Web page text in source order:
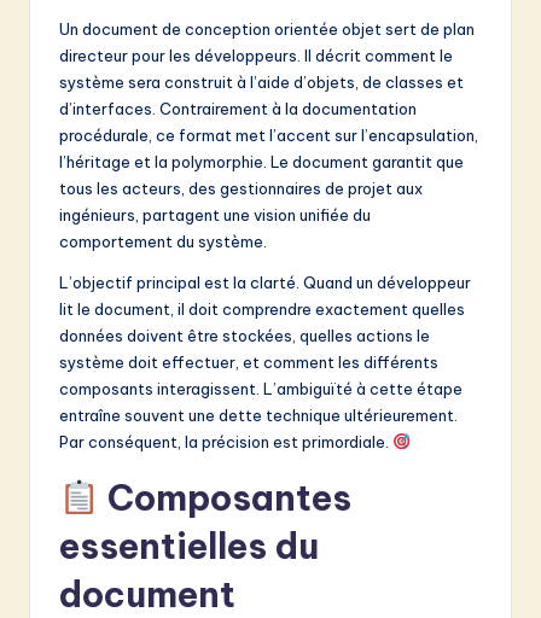
o
ti
o
Un document de conception orientée objet sert de plan
directeur pour les développeurs. Il décrit comment le
système sera construit à l’aide d’objets, de classes et
d’interfaces. Contrairement à la documentation
procédurale, ce format met l’accent sur l’encapsulation,
l’héritage et la polymorphie. Le document garantit que
tous les acteurs, des gestionnaires de projet aux
ingénieurs, partagent une vision unifiée du
comportement du système.
L’objectif principal est la clarté. Quand un développeur
lit le document, il doit comprendre exactement quelles
données doivent être stockées, quelles actions le
système doit effectuer, et comment les différents
composants interagissent. L’ambiguïté à cette étape
entraîne souvent une dette technique ultérieurement.
Par conséquent, la précision est primordiale.
Composantes
essentielles du
document